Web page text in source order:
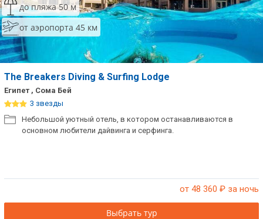
до пляжа 50 м
от аэропорта 45 км
The Breakers Diving & Surfing Lodge
Египет , Сома Бей
3 звезды
Небольшой уютный отель, в котором останавливаются в
основном любители дайвинга и серфинга.
от 48 360 ₽ за ночь
Выбрать тур